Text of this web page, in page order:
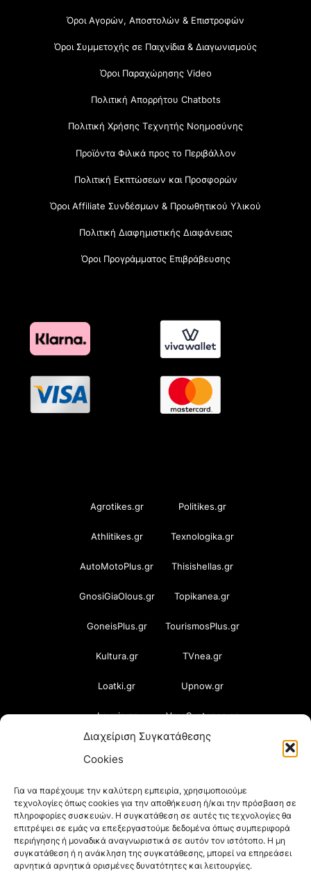
Διαχείριση Συγκατάθεσης
Cookies
Για να παρέχουμε την καλύτερη εμπειρία, χρησιμοποιούμε
τεχνολογίες όπως cookies για την αποθήκευση ή/και την πρόσβαση σε
πληροφορίες συσκευών. Η συγκατάθεση σε αυτές τις τεχνολογίες θα
επιτρέψει σε εμάς να επεξεργαστούμε δεδομένα όπως συμπεριφορά
περιήγησης ή μοναδικά αναγνωριστικά σε αυτόν τον ιστότοπο. Η μη
συγκατάθεση ή η ανάκληση της συγκατάθεσης, μπορεί να επηρεάσει
αρνητικά αρνητικά ορισμένες δυνατότητες και λειτουργίες.
Όροι Αγορών, Αποστολών & Επιστροφών
Όροι Συμμετοχής σε Παιχνίδια & Διαγωνισμούς
Όροι Παραχώρησης Video
Πολιτική Απορρήτου Chatbots
Πολιτική Χρήσης Τεχνητής Νοημοσύνης
Προϊόντα Φιλικά προς το Περιβάλλον
Πολιτική Εκπτώσεων και Προσφορών
Όροι Affiliate Συνδέσμων & Προωθητικού Υλικού
Πολιτική Διαφημιστικής Διαφάνειας
Όροι Προγράμματος Επιβράβευσης
Agrotikes.gr Politikes.gr
Athlitikes.gr Texnologika.gr
AutoMotoPlus.gr Thisishellas.gr
GnosiGiaOlous.gr Topikanea.gr
GoneisPlus.gr TourismosPlus.gr
Kultura.gr TVnea.gr
Loatki.gr Upnow.gr
Loveis.gr VresSyntages.gr
ModernaGynaika.gr Xristianika.gr
Oikotropia.gr ZoumeSpiti.gr
Perepet.gr